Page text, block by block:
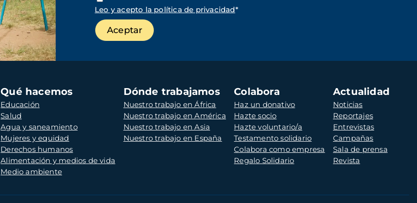
Leo y acepto la política de privacidad*
Qué hacemos
Educación
Salud
Agua y saneamiento
Mujeres y equidad
Derechos humanos
Alimentación y medios de vida
Medio ambiente
Dónde trabajamos
Nuestro trabajo en África
Nuestro trabajo en América
Nuestro trabajo en Asia
Nuestro trabajo en España
Colabora
Haz un donativo
Hazte socio
Hazte voluntario/a
Testamento solidario
Colabora como empresa
Regalo Solidario
Actualidad
Noticias
Reportajes
Entrevistas
Campañas
Sala de prensa
Revista